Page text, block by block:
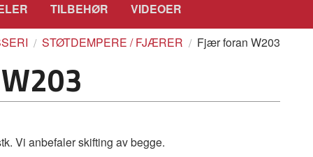
TILBEHØR VIDEOER
STØTDEMPERE / FJÆRER Fjær foran W203
Vi anbefaler skifting av begge.